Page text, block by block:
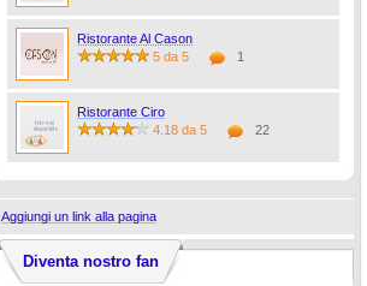
Ristorante Al Cason
5 da 5
1
Ristorante Ciro
4.18 da 5
22
Aggiungi un link alla pagina
Diventa nostro fan